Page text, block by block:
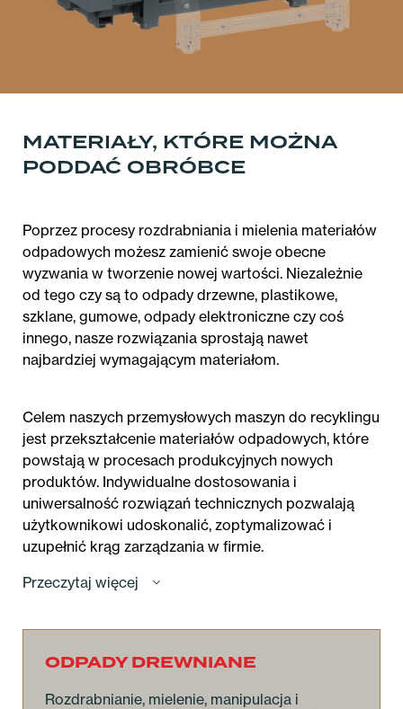
MATERIAŁY, KTÓRE MOŻNA
PODDAĆ OBRÓBCE
Poprzez procesy rozdrabniania i mielenia materiałów
odpadowych możesz zamienić swoje obecne
wyzwania w tworzenie nowej wartości. Niezależnie
od tego czy są to odpady drzewne, plastikowe,
szklane, gumowe, odpady elektroniczne czy coś
innego, nasze rozwiązania sprostają nawet
najbardziej wymagającym materiałom.
Celem naszych przemysłowych maszyn do recyklingu
jest przekształcenie materiałów odpadowych, które
powstają w procesach produkcyjnych nowych
produktów. Indywidualne dostosowania i
uniwersalność rozwiązań technicznych pozwalają
użytkownikowi udoskonalić, zoptymalizować i
uzupełnić krąg zarządzania w firmie.
Przeczytaj więcej
ODPADY DREWNIANE
Rozdrabnianie, mielenie, manipulacja i